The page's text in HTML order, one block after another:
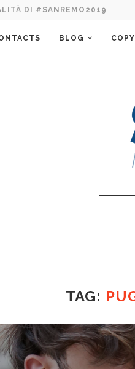
MONDO: 10 CORSO COMO E
BLOG
TAG: